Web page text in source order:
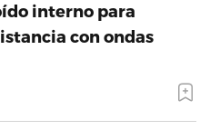
interno para
con ondas